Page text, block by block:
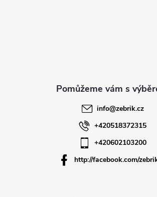
info@zebrik.cz
+420518372315
+420602103200
http://facebook.com/